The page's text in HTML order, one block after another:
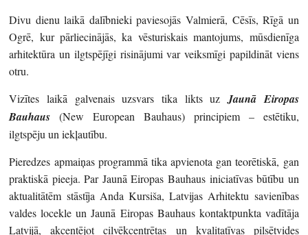
Divu dienu laikā dalībnieki paviesojās Valmierā, Cēsīs, Rīgā un
Ogrē, kur pārliecinājās, ka vēsturiskais mantojums, mūsdienīga
arhitektūra un ilgtspējīgi risinājumi var veiksmīgi papildināt viens
otru.
Vizītes laikā galvenais uzsvars tika likts uz Jaunā Eiropas
Bauhaus (New European Bauhaus) principiem – estētiku,
ilgtspēju un iekļautību.
Pieredzes apmaiņas programmā tika apvienota gan teorētiskā, gan
praktiskā pieeja. Par Jaunā Eiropas Bauhaus iniciatīvas būtību un
aktualitātēm stāstīja Anda Kursiša, Latvijas Arhitektu savienības
valdes locekle un Jaunā Eiropas Bauhaus kontaktpunkta vadītāja
Latvijā, akcentējot cilvēkcentrētas un kvalitatīvas pilsētvides